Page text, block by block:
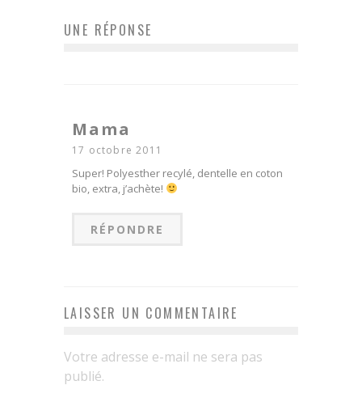
UNE RÉPONSE
Mama
17 octobre 2011
Super! Polyesther recylé, dentelle en coton
bio, extra, j’achète!
RÉPONDRE
LAISSER UN COMMENTAIRE
Votre adresse e-mail ne sera pas
publié.